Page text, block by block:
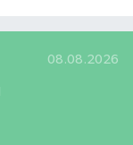
08.08.2026